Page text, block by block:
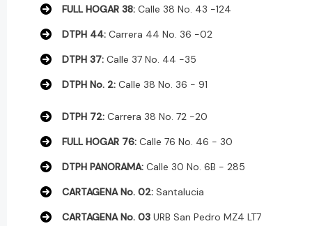
FULL HOGAR 38: Calle 38 No. 43 -124
DTPH 44: Carrera 44 No. 36 -02
DTPH 37: Calle 37 No. 44 -35
DTPH No. 2: Calle 38 No. 36 - 91
DTPH 72: Carrera 38 No. 72 -20
FULL HOGAR 76: Calle 76 No. 46 - 30
DTPH PANORAMA: Calle 30 No. 6B - 285
CARTAGENA No. 02: Santalucia
CARTAGENA No. 03 URB San Pedro MZ4 LT7